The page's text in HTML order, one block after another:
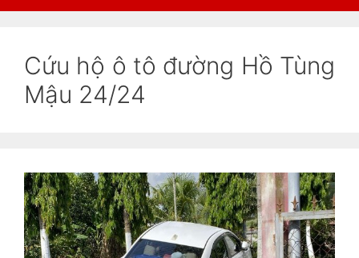
Cứu hộ ô tô đường Hồ Tùng
Mậu 24/24